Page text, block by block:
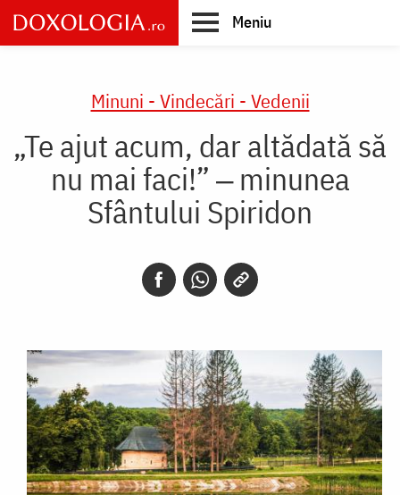
Skip
to
main
Meniu
Minuni - Vindecări - Vedenii
„Te ajut acum, dar altădată să
nu mai faci!” ‒ minunea
Sfântului Spiridon